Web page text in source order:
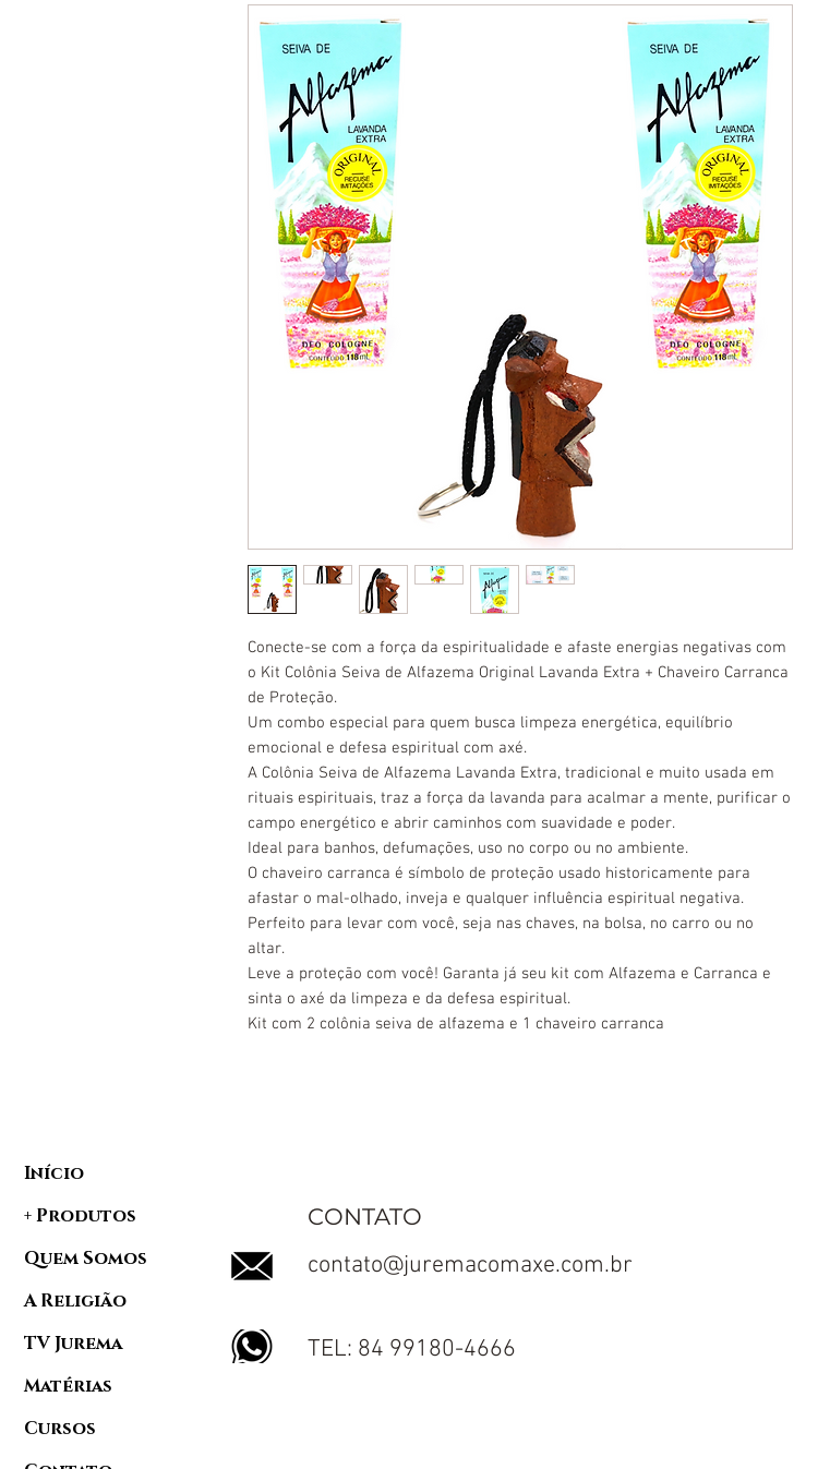
Conecte-se com a força da espiritualidade e afaste energias negativas com
o Kit Colônia Seiva de Alfazema Original Lavanda Extra + Chaveiro Carranca
de Proteção.
Um combo especial para quem busca limpeza energética, equilíbrio
emocional e defesa espiritual com axé.
A Colônia Seiva de Alfazema Lavanda Extra, tradicional e muito usada em
rituais espirituais, traz a força da lavanda para acalmar a mente, purificar o
campo energético e abrir caminhos com suavidade e poder.
Ideal para banhos, defumações, uso no corpo ou no ambiente.
O chaveiro carranca é símbolo de proteção usado historicamente para
afastar o mal-olhado, inveja e qualquer influência espiritual negativa.
Perfeito para levar com você, seja nas chaves, na bolsa, no carro ou no
altar.
Leve a proteção com você! Garanta já seu kit com Alfazema e Carranca e
sinta o axé da limpeza e da defesa espiritual.
Kit com 2 colônia seiva de alfazema e 1 chaveiro carranca
Início
+ Produtos
Quem Somos
A Religião
TV Jurema
Matérias
Cursos
CONTATO
contato@juremacomaxe.com.br
TEL: 84 99180-4666